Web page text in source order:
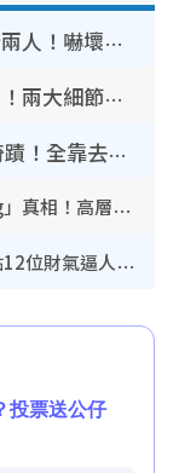
簡淑兒染金毛剪短頭髮氣質判若兩人！嚇壞老公麥大力都認唔出：「你做咩事？」
湯洛雯傳終於有好消息造人成功！兩大細節曝孕味極濃惹猜測：大肚婆先會咁！
五索親揭10年前負債人生逆襲奇蹟！全靠去一地方轉運後即遇上馬先生
林芊妤親解12年前「殘廁Gathering」真相！高層解約一句話重創尊嚴至今拒返TVB
《愛回家》隱形富豪臥虎藏龍！盤點12位財氣逼人的有錢藝人：呢位靚女3億身家唔憂做